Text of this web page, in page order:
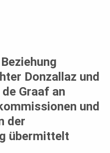
Donzallaz und
Graaf an
und
der
übermittelt